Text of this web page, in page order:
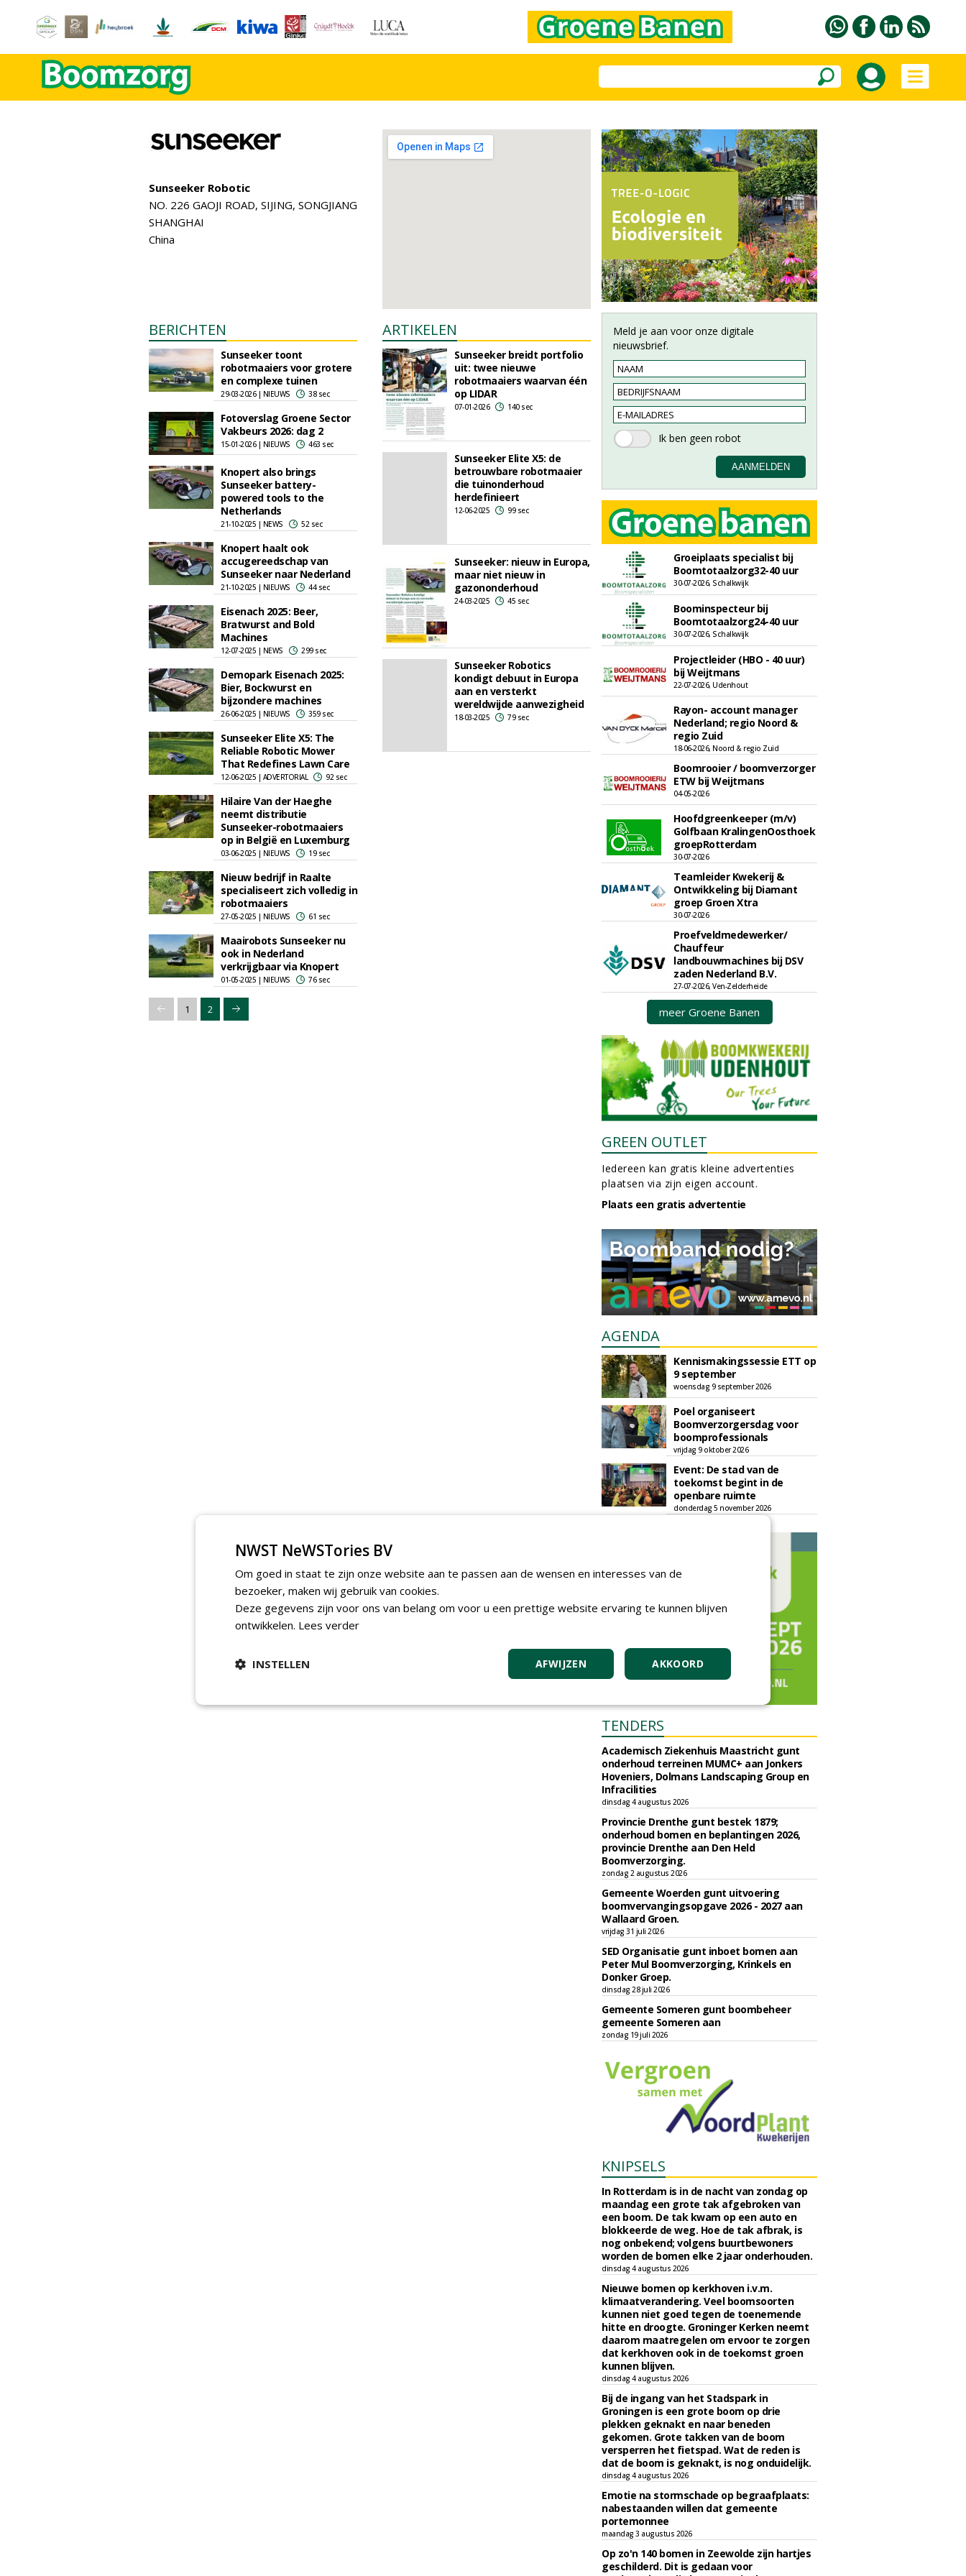
Sunseeker Robotic
NO. 226 GAOJI ROAD, SIJING, SONGJIANG
SHANGHAI
China
BERICHTEN
Sunseeker toont
robotmaaiers voor grotere
en complexe tuinen
29-03-2026 | NIEUWS 38 sec
Fotoverslag Groene Sector
Vakbeurs 2026: dag 2
15-01-2026 | NIEUWS 463 sec
Knopert also brings
Sunseeker battery-
powered tools to the
Netherlands
21-10-2025 | NEWS 52 sec
Knopert haalt ook
accugereedschap van
Sunseeker naar Nederland
21-10-2025 | NIEUWS 44 sec
Eisenach 2025: Beer,
Bratwurst and Bold
Machines
12-07-2025 | NEWS 299 sec
Demopark Eisenach 2025:
Bier, Bockwurst en
bijzondere machines
26-06-2025 | NIEUWS 359 sec
Sunseeker Elite X5: The
Reliable Robotic Mower
That Redefines Lawn Care
12-06-2025 | ADVERTORIAL 92 sec
Hilaire Van der Haeghe
neemt distributie
Sunseeker-robotmaaiers
op in België en Luxemburg
03-06-2025 | NIEUWS 19 sec
Nieuw bedrijf in Raalte
specialiseert zich volledig in
robotmaaiers
27-05-2025 | NIEUWS 61 sec
Maairobots Sunseeker nu
ook in Nederland
verkrijgbaar via Knopert
01-05-2025 | NIEUWS 76 sec
1 2
ARTIKELEN
Sunseeker breidt portfolio
uit: twee nieuwe
robotmaaiers waarvan één
op LIDAR
07-01-2026 140 sec
Sunseeker Elite X5: de
betrouwbare robotmaaier
die tuinonderhoud
herdefinieert
12-06-2025 99 sec
Sunseeker: nieuw in Europa,
maar niet nieuw in
gazononderhoud
24-03-2025 45 sec
Sunseeker Robotics
kondigt debuut in Europa
aan en versterkt
wereldwijde aanwezigheid
18-03-2025 79 sec
Meld je aan voor onze digitale
nieuwsbrief.
Groeiplaats specialist bij
Boomtotaalzorg32-40 uur
30-07-2026, Schalkwijk
Boominspecteur bij
Boomtotaalzorg24-40 uur
30-07-2026, Schalkwijk
Projectleider (HBO - 40 uur)
bij Weijtmans
22-07-2026, Udenhout
Rayon- account manager
Nederland; regio Noord &
regio Zuid
18-06-2026, Noord & regio Zuid
Boomrooier / boomverzorger
ETW bij Weijtmans
04-05-2026
Hoofdgreenkeeper (m/v)
Golfbaan KralingenOosthoek
groepRotterdam
30-07-2026
Teamleider Kwekerij &
Ontwikkeling bij Diamant
groep Groen Xtra
30-07-2026
Proefveldmedewerker/
Chauffeur
landbouwmachines bij DSV
zaden Nederland B.V.
27-07-2026, Ven-Zelderheide
meer Groene Banen
GREEN OUTLET
Iedereen kan gratis kleine advertenties
plaatsen via zijn eigen account.
Plaats een gratis advertentie
AGENDA
Kennismakingssessie ETT op
9 september
woensdag 9 september 2026
Poel organiseert
Boomverzorgersdag voor
boomprofessionals
vrijdag 9 oktober 2026
Event: De stad van de
toekomst begint in de
openbare ruimte
donderdag 5 november 2026
TENDERS
Academisch Ziekenhuis Maastricht gunt
onderhoud terreinen MUMC+ aan Jonkers
Hoveniers, Dolmans Landscaping Group en
Infracilities
dinsdag 4 augustus 2026
Provincie Drenthe gunt bestek 1879;
onderhoud bomen en beplantingen 2026,
provincie Drenthe aan Den Held
Boomverzorging.
zondag 2 augustus 2026
Gemeente Woerden gunt uitvoering
boomvervangingsopgave 2026 - 2027 aan
Wallaard Groen.
vrijdag 31 juli 2026
SED Organisatie gunt inboet bomen aan
Peter Mul Boomverzorging, Krinkels en
Donker Groep.
dinsdag 28 juli 2026
Gemeente Someren gunt boombeheer
gemeente Someren aan
zondag 19 juli 2026
KNIPSELS
In Rotterdam is in de nacht van zondag op
maandag een grote tak afgebroken van
een boom. De tak kwam op een auto en
blokkeerde de weg. Hoe de tak afbrak, is
nog onbekend; volgens buurtbewoners
worden de bomen elke 2 jaar onderhouden.
dinsdag 4 augustus 2026
Nieuwe bomen op kerkhoven i.v.m.
klimaatverandering. Veel boomsoorten
kunnen niet goed tegen de toenemende
hitte en droogte. Groninger Kerken neemt
daarom maatregelen om ervoor te zorgen
dat kerkhoven ook in de toekomst groen
kunnen blijven.
dinsdag 4 augustus 2026
Bij de ingang van het Stadspark in
Groningen is een grote boom op drie
plekken geknakt en naar beneden
gekomen. Grote takken van de boom
versperren het fietspad. Wat de reden is
dat de boom is geknakt, is nog onduidelijk.
dinsdag 4 augustus 2026
Emotie na stormschade op begraafplaats:
nabestaanden willen dat gemeente
portemonnee
maandag 3 augustus 2026
Op zo'n 140 bomen in Zeewolde zijn hartjes
geschilderd. Dit is gedaan voor
NWST NeWSTories BV
Om goed in staat te zijn onze website aan te passen aan de wensen en interesses van de
bezoeker, maken wij gebruik van cookies.
Deze gegevens zijn voor ons van belang om voor u een prettige website ervaring te kunnen blijven
ontwikkelen. Lees verder
AKKOORD
AFWIJZEN
INSTELLEN